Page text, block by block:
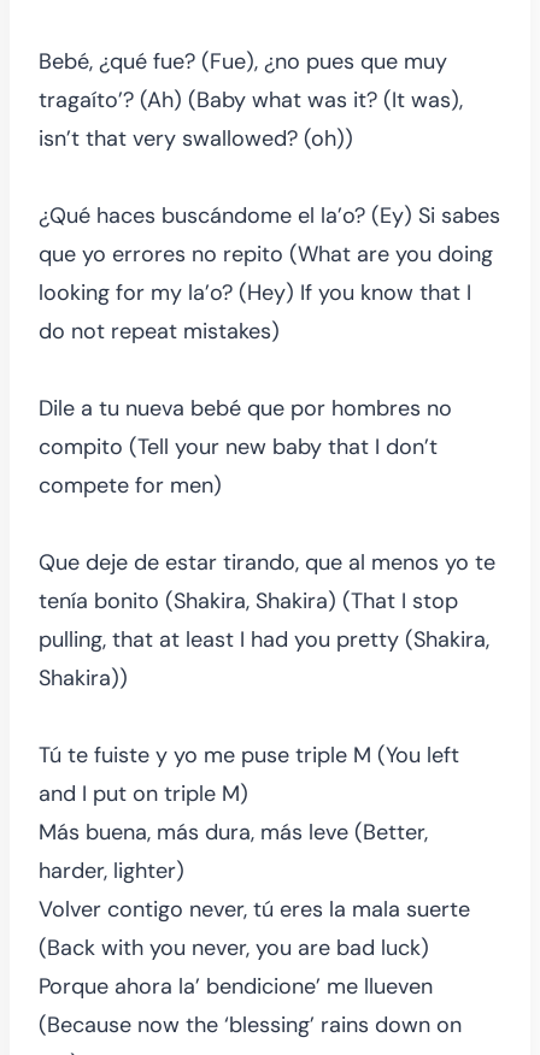
Bebé, ¿qué fue? (Fue), ¿no pues que muy
tragaíto’? (Ah) (Baby what was it? (It was),
isn’t that very swallowed? (oh))
¿Qué haces buscándome el la’o? (Ey) Si sabes
que yo errores no repito (What are you doing
looking for my la’o? (Hey) If you know that I
do not repeat mistakes)
Dile a tu nueva bebé que por hombres no
compito (Tell your new baby that I don’t
compete for men)
Que deje de estar tirando, que al menos yo te
tenía bonito (Shakira, Shakira) (That I stop
pulling, that at least I had you pretty (Shakira,
Shakira))
Tú te fuiste y yo me puse triple M (You left
and I put on triple M)
Más buena, más dura, más leve (Better,
harder, lighter)
Volver contigo never, tú eres la mala suerte
(Back with you never, you are bad luck)
Porque ahora la’ bendicione’ me llueven
(Because now the ‘blessing’ rains down on